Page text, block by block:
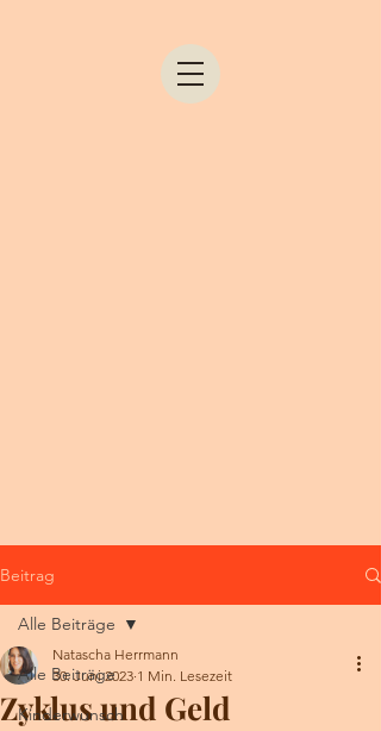
Beitrag
Alle Beiträge
Kinderwunsch
Alle Beiträge
Zyklus und Geld
Natascha Herrmann
30. Juni 2023 1 Min. Lesezeit